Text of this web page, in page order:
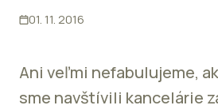
01. 11. 2016
Ani veľmi nefabulujeme,
sme navštívili kancelárie